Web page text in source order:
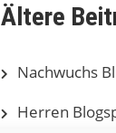
Ältere
Nachwuchs
Herren